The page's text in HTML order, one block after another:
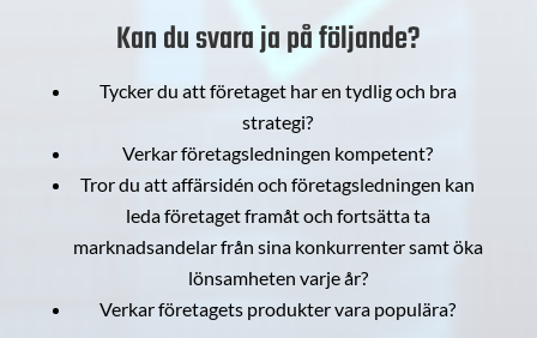
Kan du svara ja på följande?
Tycker du att företaget har en tydlig och bra
strategi?
Verkar företagsledningen kompetent?
Tror du att affärsidén och företagsledningen kan
leda företaget framåt och fortsätta ta
marknadsandelar från sina konkurrenter samt öka
lönsamheten varje år?
Verkar företagets produkter vara populära?